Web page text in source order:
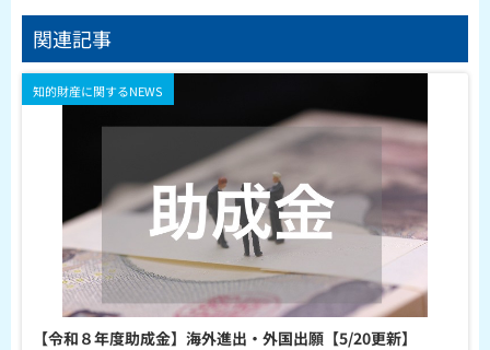
関連記事
【令和８年度助成金】海外進出・外国出願【5/20更新】
知的財産に関するNEWS